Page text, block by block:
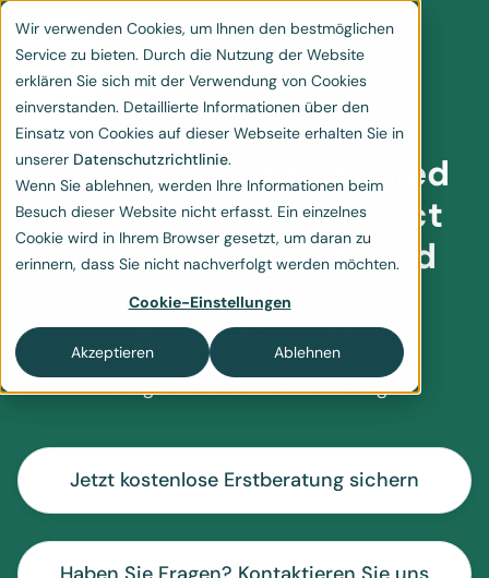
Wir verwenden Cookies, um Ihnen den bestmöglichen
Service zu bieten. Durch die Nutzung der Website
erklären Sie sich mit der Verwendung von Cookies
einverstanden. Detaillierte Informationen über den
Einsatz von Cookies auf dieser Webseite erhalten Sie in
unserer Datenschutzrichtlinie.
Wenn Sie ablehnen, werden Ihre Informationen beim
Besuch dieser Website nicht erfasst. Ein einzelnes
Cookie wird in Ihrem Browser gesetzt, um daran zu
erinnern, dass Sie nicht nachverfolgt werden möchten.
Cookie-Einstellungen
Akzeptieren Ablehnen
Was ist der Unterschied
zwischen PCF (Product
Carbon Footprint) und
LCA (Life Cycle
Assessment)
Kategorie:PCFCO2-Bilanzierung
Jetzt kostenlose Erstberatung sichern